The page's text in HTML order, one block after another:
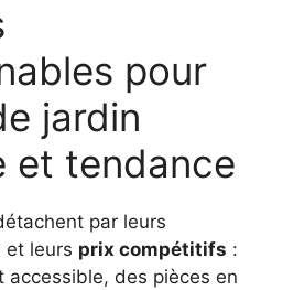
pour
jardin
et tendance
par leurs
et leurs prix compétitifs :
accessible, des pièces en